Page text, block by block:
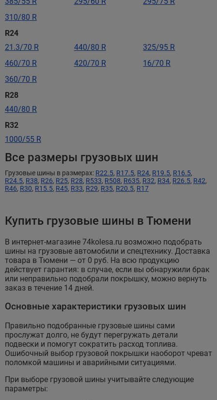
310/80 R
R24
21.3/70 R
440/80 R
325/95 R
460/70 R
420/70 R
16/70 R
360/70 R
R28
440/80 R
R32
1000/55 R
Все размеры грузовых шин
Грузовые шины в размерах: R22.5, R17.5, R24, R19.5, R16.5,
R24.5, R38, R26, R25, R28, R533, R508, R635, R32, R34, R26.5, R42,
R46, R30, R15.5, R45, R33, R29, R35, R20.5, R17
Купить грузовые шины в Тюмени
В интернет-магазине 74kolesa.ru возможно подобрать
шины на грузовые автомобили и спецтехнику. Доставка
товара в Тюмени — от 0 руб. На всю продукцию
действует гарантия: в случае, если вы обнаружили брак
или неправильно подобрали покрышку, можно вернуть
заказ в течение 14 дней.
Основные характеристики грузовых шин
Правильно подобранные грузовые шины сами
прослужат долго, не будут перегружать детали
подвески и помогут сократить расход топлива.
Ошибочный выбор грузовой покрышки наоборот чреват
поломкой машины и аварийными ситуациями.
При выборе грузовой шины учитывайте следующие
параметры: